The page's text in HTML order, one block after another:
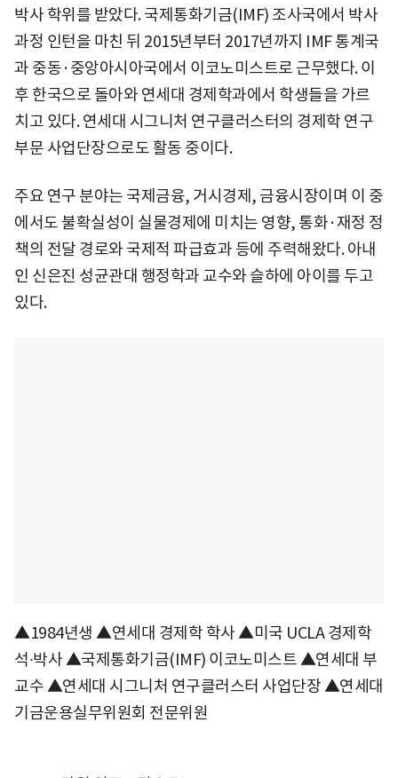
박사 학위를 받았다. 국제통화기금(IMF) 조사국에서 박사
과정 인턴을 마친 뒤 2015년부터 2017년까지 IMF 통계국
과 중동·중앙아시아국에서 이코노미스트로 근무했다. 이
후 한국으로 돌아와 연세대 경제학과에서 학생들을 가르
치고 있다. 연세대 시그니처 연구클러스터의 경제학 연구
부문 사업단장으로도 활동 중이다.
주요 연구 분야는 국제금융, 거시경제, 금융시장이며 이 중
에서도 불확실성이 실물경제에 미치는 영향, 통화·재정 정
책의 전달 경로와 국제적 파급효과 등에 주력해왔다. 아내
인 신은진 성균관대 행정학과 교수와 슬하에 아이를 두고
있다.
▲1984년생 ▲연세대 경제학 학사 ▲미국 UCLA 경제학
석∙박사 ▲국제통화기금(IMF) 이코노미스트 ▲연세대 부
교수 ▲연세대 시그니처 연구클러스터 사업단장 ▲연세대
기금운용실무위원회 전문위원